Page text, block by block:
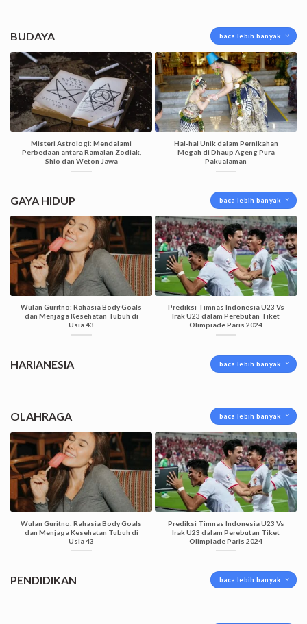
BUDAYA baca lebih banyak
Misteri Astrologi: Mendalami
Perbedaan antara Ramalan Zodiak,
Shio dan Weton Jawa
Hal-hal Unik dalam Pernikahan
Megah di Dhaup Ageng Pura
Pakualaman
GAYA HIDUP baca lebih banyak
Wulan Guritno: Rahasia Body Goals
dan Menjaga Kesehatan Tubuh di
Usia 43
Prediksi Timnas Indonesia U23 Vs
Irak U23 dalam Perebutan Tiket
Olimpiade Paris 2024
HARIANESIA baca lebih banyak
OLAHRAGA baca lebih banyak
Wulan Guritno: Rahasia Body Goals
dan Menjaga Kesehatan Tubuh di
Usia 43
Prediksi Timnas Indonesia U23 Vs
Irak U23 dalam Perebutan Tiket
Olimpiade Paris 2024
PENDIDIKAN baca lebih banyak